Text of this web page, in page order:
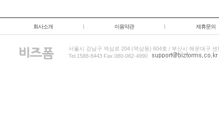
회사소개 | 이용약관 | 제휴문의
서울시 강남구 역삼로 204 (역삼동) 604호 / 부산시 해운대구
Tel.1588-8443 Fax.080-082-4990